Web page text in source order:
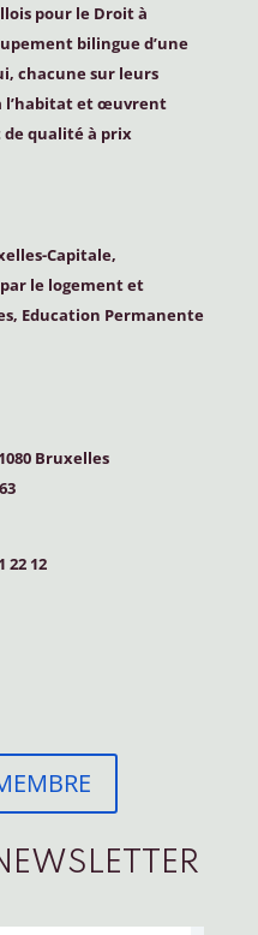
pour le Droit à
bilingue d’une
chacune sur leurs
l’habitat et œuvrent
de qualité à prix
Capitale,
le logement et
Education Permanente
1080 Bruxelles
22 12